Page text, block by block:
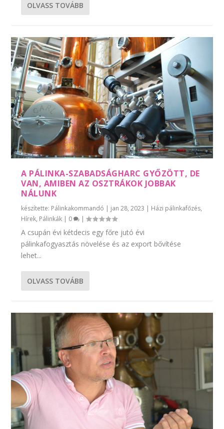
OLVASS TOVÁBB
A PÁLINKA-SZABADSÁGHARC GYŐZÖTT, DE
VAN, AMIBEN AZ OSZTRÁKOK JOBBAK
NÁLUNK
készítette: Pálinkakommandó | jan 28, 2023 | Házi pálinkafőzés,
Hírek, Pálinkák | 0 |
A csupán évi kétdecis egy főre jutó évi
pálinkafogyasztás növelése és az export bővítése
lehet...
OLVASS TOVÁBB